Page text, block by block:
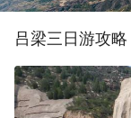
吕梁三 日游攻略